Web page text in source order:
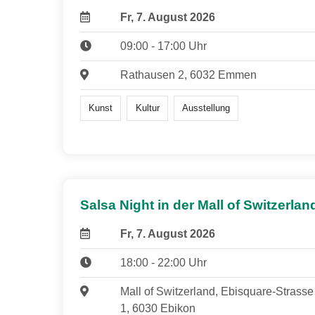
Fr, 7. August 2026
09:00 - 17:00 Uhr
Rathausen 2, 6032 Emmen
Kunst Kultur Ausstellung
Salsa Night in der Mall of
Fr, 7. August 2026
18:00 - 22:00 Uhr
Mall of Switzerland, Ebisquare-Strasse
1, 6030 Ebikon